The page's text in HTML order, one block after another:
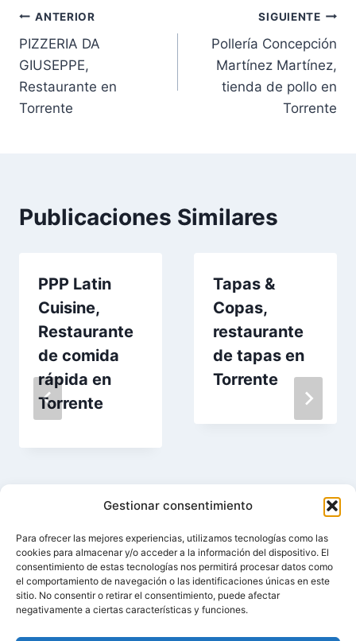
Gestionar consentimiento
Para ofrecer las mejores experiencias, utilizamos tecnologías como las
cookies para almacenar y/o acceder a la información del dispositivo. El
consentimiento de estas tecnologías nos permitirá procesar datos como
el comportamiento de navegación o las identificaciones únicas en este
sitio. No consentir o retirar el consentimiento, puede afectar
negativamente a ciertas características y funciones.
Navegación
de
entradas
ANTERIOR
PIZZERIA DA
GIUSEPPE,
Restaurante en
Torrente
SIGUIENTE
Pollería Concepción
Martínez Martínez,
tienda de pollo en
Torrente
Publicaciones Similares
PPP Latin
Cuisine,
Restaurante
de comida
rápida en
Torrente
Tapas &
Copas,
restaurante
de tapas en
Torrente